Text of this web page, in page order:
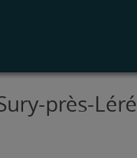
près-Léré